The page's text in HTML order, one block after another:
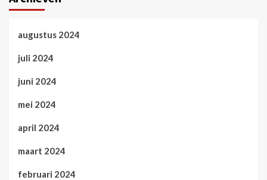
augustus 2024
juli 2024
juni 2024
mei 2024
april 2024
maart 2024
februari 2024